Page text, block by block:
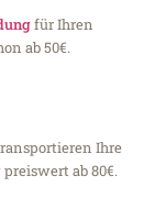
für Ihren
ab 50€.
Ihre
ab 80€.